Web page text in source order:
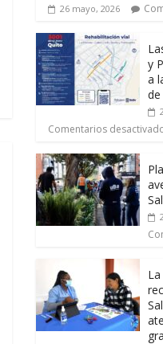
26 mayo, 2026
y
a
Comentarios